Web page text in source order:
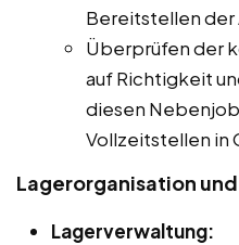
Bereitstellen der
Überprüfen der
auf Richtigkeit
diesen
Vollzeitstellen in
Lagerorganisation
Lagerverwaltung: